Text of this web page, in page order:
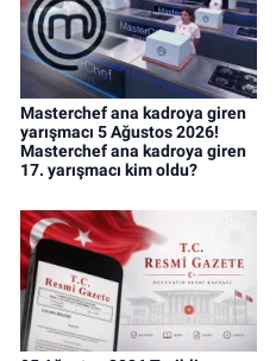
Masterchef ana kadroya giren
yarışmacı 5 Ağustos 2026!
Masterchef ana kadroya giren
17. yarışmacı kim oldu?